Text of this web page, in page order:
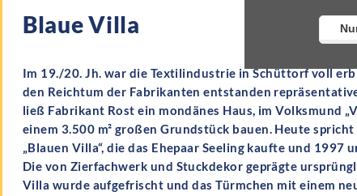
Blaue Villa
Im 19./20. Jh. war die Textilindustrie in Schüttorf voll
den Reichtum der Fabrikanten entstanden
ließ Fabrikant Rost ein mondänes Haus, im Volksmund
einem 3.500 m² großen Grundstück bauen. Heute
„Blauen Villa“,die das Ehepaar Seeling kaufte und 1997
Die von Zierfachwerk und Stuckdekor geprägte
Villa wurde aufgefrischt und das Türmchen mit einem